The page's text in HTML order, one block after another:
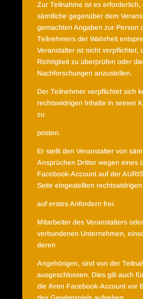
Zur Teilnahme ist es erforderlich,
sämtliche gegenüber dem
gemachten Angaben zur Person
Teilnehmers der Wahrheit
Veranstalter ist nicht verpflichtet,
Richtigkeit zu überprüfen oder
Nachforschungen anzustellen.
Der Teilnehmer verpflichtet sich
rechtswidrigen Inhalte in seinen
zu
posten.
Er stellt den Veranstalter von
Ansprüchen Dritter wegen eines
Facebook-Account auf der
Seite eingestellten
auf erstes Anfordern frei.
Mitarbeiter des Veranstalters
verbundenen Unternehmen,
deren
Angehörigen, sind von der
ausgeschlossen. Dies gilt auch
die ihren Facebook-Account vor